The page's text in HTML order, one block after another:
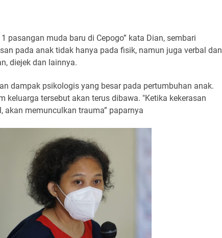
pasangan muda baru di Cepogo” kata Dian, sembari
pada anak tidak hanya pada fisik, namun juga verbal dan
diejek dan lainnya.
dampak psikologis yang besar pada pertumbuhan anak.
keluarga tersebut akan terus dibawa. "Ketika kekerasan
akan memunculkan trauma” paparnya